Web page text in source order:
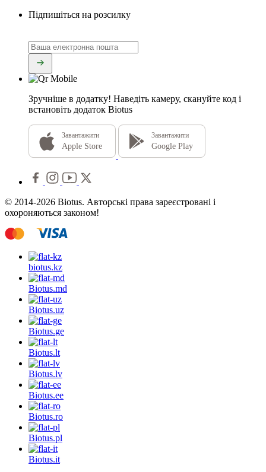
Підпишіться на розсилку
Зручніше в додатку! Наведіть камеру, скануйте код і
встановіть додаток Biotus
Завантажити
Apple Store
Завантажити
Google Play
© 2014-2026 Biotus. Авторські права зареєстровані і
охороняються законом!
biotus.kz
Biotus.md
Biotus.uz
Biotus.ge
Biotus.lt
Biotus.lv
Biotus.ee
Biotus.ro
Biotus.pl
Biotus.it